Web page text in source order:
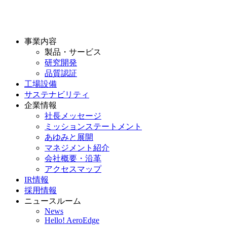
事業内容
製品・サービス
研究開発
品質認証
工場設備
サステナビリティ
企業情報
社長メッセージ
ミッションステートメント
あゆみと展開
マネジメント紹介
会社概要・沿革
アクセスマップ
IR情報
採用情報
ニュースルーム
News
Hello! AeroEdge